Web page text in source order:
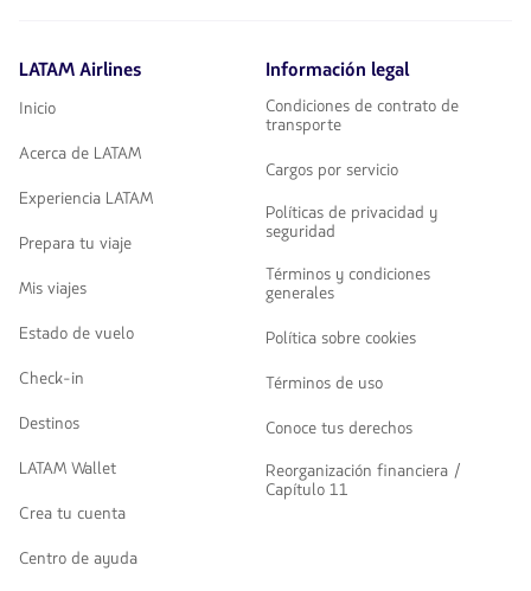
LATAM Airlines
Inicio
Acerca de LATAM
Experiencia LATAM
Prepara tu viaje
Mis viajes
Estado de vuelo
Check-in
Destinos
LATAM Wallet
Crea tu cuenta
Centro de ayuda
Información legal
Condiciones de contrato de
transporte
Cargos por servicio
Políticas de privacidad y
seguridad
Términos y condiciones
generales
Política sobre cookies
Términos de uso
Conoce tus derechos
Reorganización financiera /
Capítulo 11